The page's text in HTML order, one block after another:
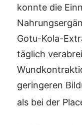
konnte die
Gotu-Kola-
täglich
geringeren
als bei der